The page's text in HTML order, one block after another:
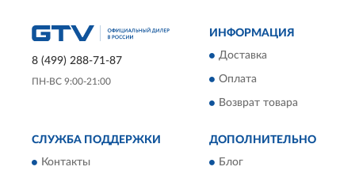
8 (499) 288-71-87
ПН-ВС 9:00-21:00
ИНФОРМАЦИЯ
Доставка
Оплата
Возврат товара
СЛУЖБА ПОДДЕРЖКИ
Контакты
ДОПОЛНИТЕЛЬНО
Блог